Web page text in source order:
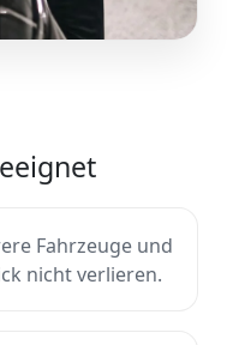
Fahrzeuge und
nicht verlieren.